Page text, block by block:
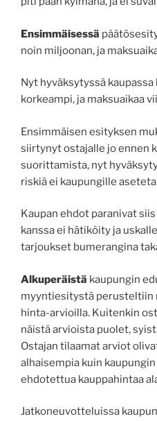
Ensimmäisessä
noin miljoonan, ja
Nyt hyväksytyssä
korkeampi, ja maksuaikaa
Ensimmäisen esityksen
siirtynyt ostajalle jo ennen
suorittamista, nyt
riskiä ei kaupungille
Kaupan ehdot paranivat
kanssa ei hätiköity ja
tarjoukset bumerangina
Alkuperäistä kaupungin
myyntiesitystä perusteltiin
hinta-arvioilla. Kuitenkin
näistä arvioista puolet,
Ostajan tilaamat arviot
alhaisempia kuin
ehdotettua kauppahintaa
Jatkoneuvotteluissa